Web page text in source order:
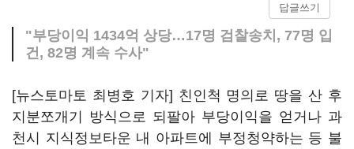
답글쓰기
"부당이익 1434억 상당…17명 검찰송치, 77명 입
건, 82명 계속 수사"
[뉴스토마토 최병호 기자] 친인척 명의로 땅을 산 후
지분쪼개기 방식으로 되팔아 부당이익을 얻거나 과
천시 지식정보타운 내 아파트에 부정청약하는 등 불